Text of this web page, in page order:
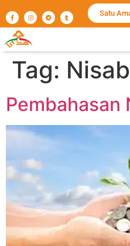
Satu
Tag:
Pembahasan